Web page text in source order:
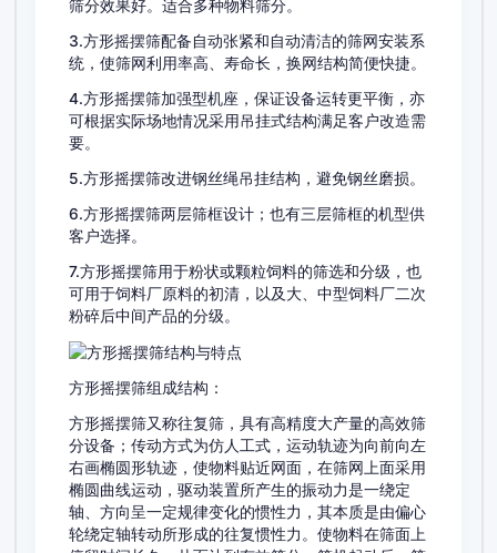
筛分效果好。适合多种物料筛分。
3.方形摇摆筛配备自动张紧和自动清洁的筛网安装系
统，使筛网利用率高、寿命长，换网结构简便快捷。
4.方形摇摆筛加强型机座，保证设备运转更平衡，亦
可根据实际场地情况采用吊挂式结构满足客户改造需
要。
5.方形摇摆筛改进钢丝绳吊挂结构，避免钢丝磨损。
6.方形摇摆筛两层筛框设计；也有三层筛框的机型供
客户选择。
7.方形摇摆筛用于粉状或颗粒饲料的筛选和分级，也
可用于饲料厂原料的初清，以及大、中型饲料厂二次
粉碎后中间产品的分级。
方形摇摆筛组成结构：
方形摇摆筛又称往复筛，具有高精度大产量的高效筛
分设备；传动方式为仿人工式，运动轨迹为向前向左
右画椭圆形轨迹，使物料贴近网面，在筛网上面采用
椭圆曲线运动，驱动装置所产生的振动力是一绕定
轴、方向呈一定规律变化的惯性力，其本质是由偏心
轮绕定轴转动所形成的往复惯性力。使物料在筛面上